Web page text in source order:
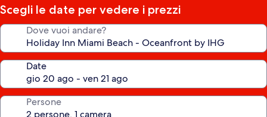
Scegli le date per vedere i prezzi
Dove vuoi andare?
Date
Persone